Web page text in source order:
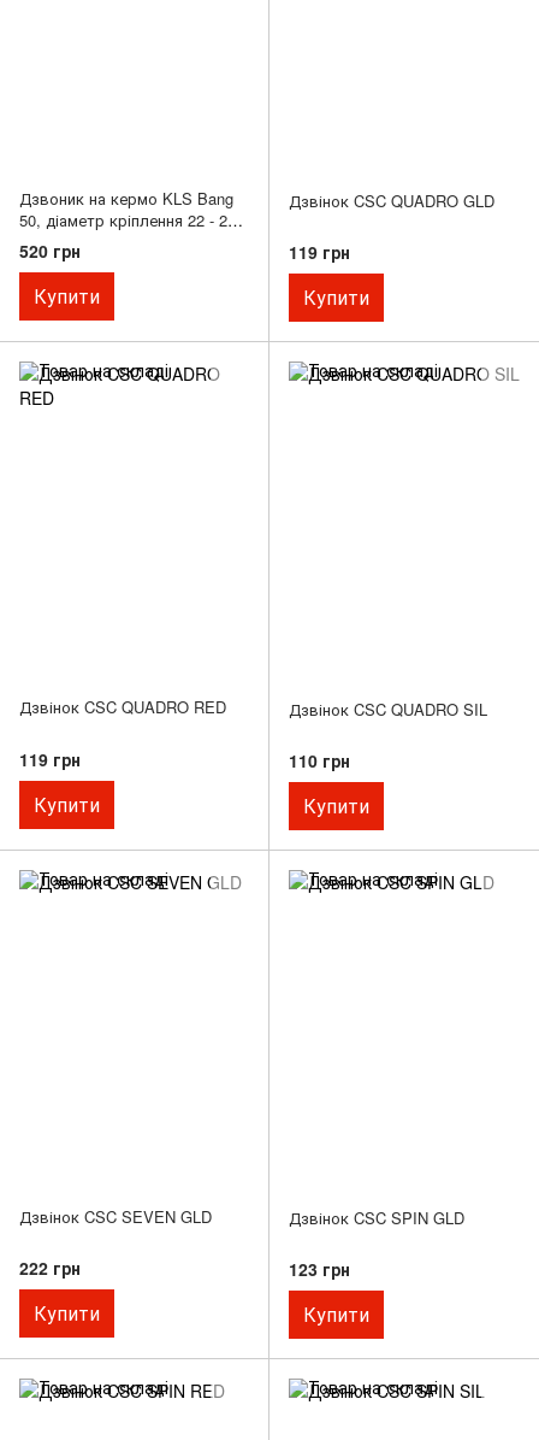
Дзвоник на кермо KLS Bang
50, діаметр кріплення 22 - 28
мм, кавовий
520 грн
Купити
Дзвінок CSC QUADRO GLD
119 грн
Купити
Дзвінок CSC QUADRO RED
119 грн
Купити
Дзвінок CSC QUADRO SIL
110 грн
Купити
Дзвінок CSC SEVEN GLD
222 грн
Купити
Дзвінок CSC SPIN GLD
123 грн
Купити